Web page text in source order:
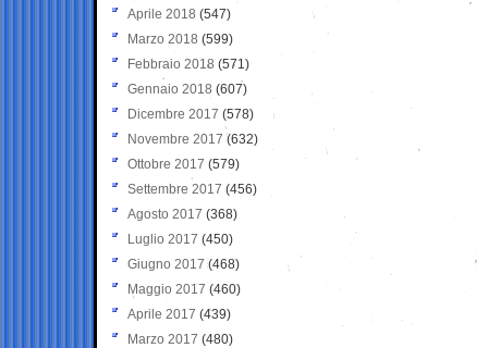
Aprile 2018 (547)
Marzo 2018 (599)
Febbraio 2018 (571)
Gennaio 2018 (607)
Dicembre 2017 (578)
Novembre 2017 (632)
Ottobre 2017 (579)
Settembre 2017 (456)
Agosto 2017 (368)
Luglio 2017 (450)
Giugno 2017 (468)
Maggio 2017 (460)
Aprile 2017 (439)
Marzo 2017 (480)